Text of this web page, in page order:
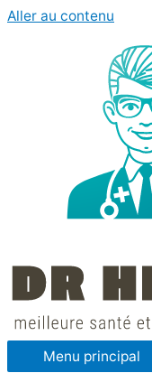
Aller au contenu
Menu principal